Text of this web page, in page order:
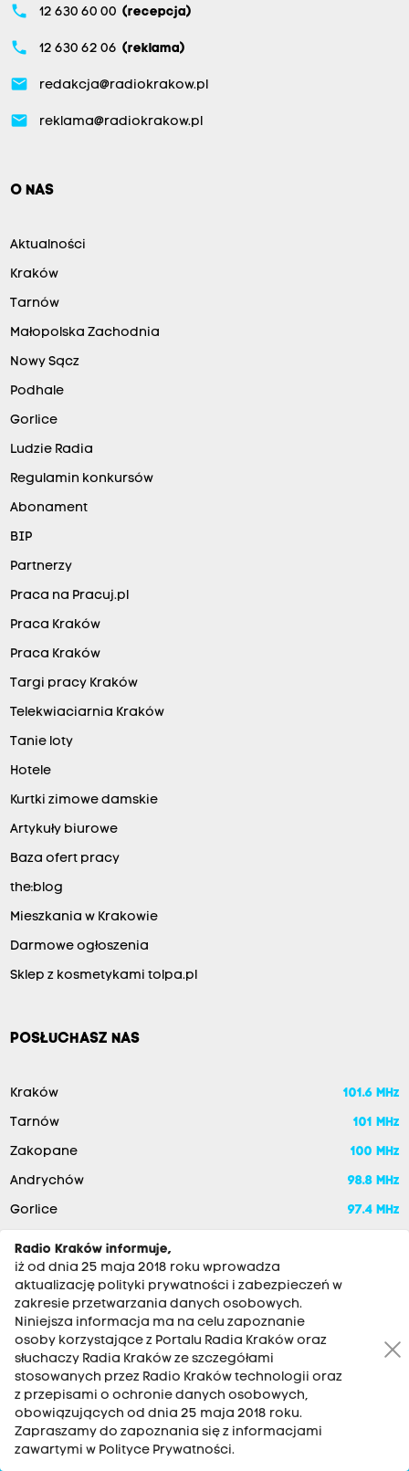
phone 12 630 60 00 (recepcja)
phone 12 630 62 06 (reklama)
email redakcja@radiokrakow.pl
email reklama@radiokrakow.pl
O NAS
Aktualności
Kraków
Tarnów
Małopolska Zachodnia
Nowy Sącz
Podhale
Gorlice
Ludzie Radia
Regulamin konkursów
Abonament
BIP
Partnerzy
Praca na Pracuj.pl
Praca Kraków
Praca Kraków
Targi pracy Kraków
Telekwiaciarnia Kraków
Tanie loty
Hotele
Kurtki zimowe damskie
Artykuły biurowe
Baza ofert pracy
the:blog
Mieszkania w Krakowie
Darmowe ogłoszenia
Sklep z kosmetykami tolpa.pl
POSŁUCHASZ NAS
Kraków 101.6 MHz
Tarnów 101 MHz
Zakopane 100 MHz
Andrychów 98.8 MHz
Gorlice 97.4 MHz
Krynica-Zdrój
Rabka-Zdrój
Szczawnica
Nowy Sącz
Radio Kraków informuje,
iż od dnia 25 maja 2018 roku wprowadza
aktualizację polityki prywatności i zabezpieczeń w
zakresie przetwarzania danych osobowych.
Niniejsza informacja ma na celu zapoznanie
osoby korzystające z Portalu Radia Kraków oraz
słuchaczy Radia Kraków ze szczegółami
stosowanych przez Radio Kraków technologii oraz
z przepisami o ochronie danych osobowych,
obowiązujących od dnia 25 maja 2018 roku.
Zapraszamy do zapoznania się z informacjami
zawartymi w Polityce Prywatności.